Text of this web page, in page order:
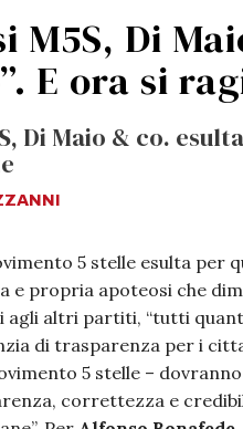
M5S, Di
E ora si
Di Maio & co.
5 stelle esulta per
e propria apoteosi che
agli altri partiti, “tutti
di trasparenza per i
5 stelle –
correttezza e